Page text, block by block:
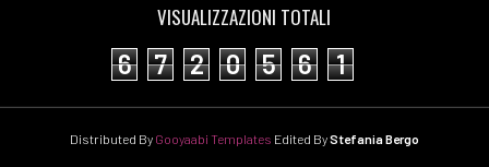
VISUALIZZAZIONI TOTALI
6 7 2 0 5 6 1
Distributed By Gooyaabi Templates Edited ByStefania Bergo